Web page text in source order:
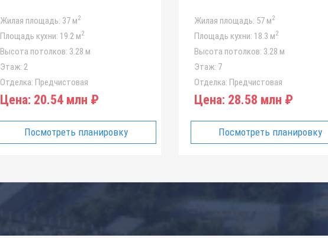
Жилая площадь: 37 м2
Площадь кухни: 19.2 м2
Высота потолков: 3.28 м
Этаж: 2
Отделка: Предчистовая
Цена: 20.54 млн ₽
Посмотреть планировку
Жилая площадь: 57 м2
Площадь кухни: 18.3 м2
Высота потолков: 3.28 м
Этаж: 7
Отделка: Предчистовая
Цена: 28.58 млн ₽
Посмотреть планировку